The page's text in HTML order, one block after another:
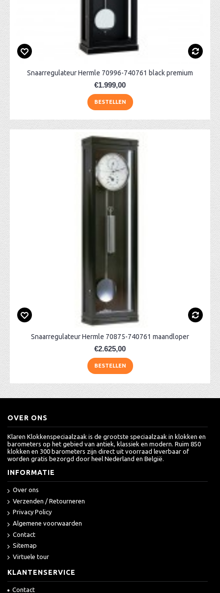
Snaarregulateur Hermle 70996-740761 black premium
€1.999,00
BESTELLEN
Snaarregulateur Hermle 70875-740761 maandloper
€2.625,00
BESTELLEN
OVER ONS
Klaren Klokkenspeciaalzaak is de grootste speciaalzaak in klokken en
barometers op het gebied van antiek, klassiek en modern. Ruim 850
klokken en 300 barometers zijn direct uit voorraad leverbaar of
worden gratis bezorgd door heel Nederland en België.
INFORMATIE
Over ons
Verzenden / Retourneren
Privacy Policy
Algemene voorwaarden
Contact
Sitemap
Virtuele tour
KLANTENSERVICE
Contact